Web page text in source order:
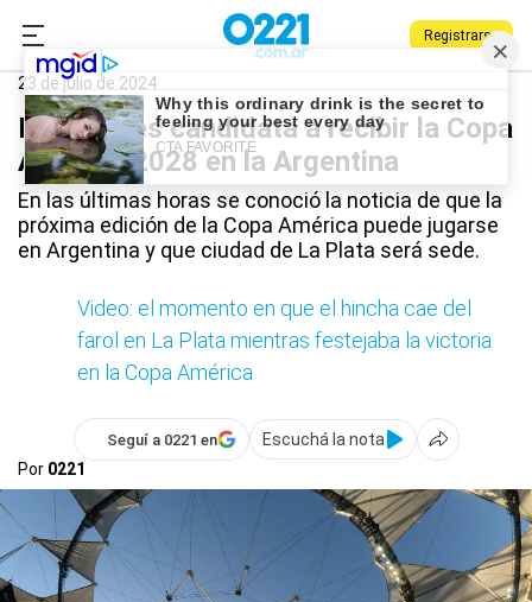
Registrarse
0221.com.ar Copa América
23 de julio de 2024
La Plata es candidata a recibir la Copa
América 2028 en la Argentina
En las últimas horas se conoció la noticia de que la
próxima edición de la Copa América puede jugarse
en Argentina y que ciudad de La Plata será sede.
Video: el momento en que el hincha cae del
farol en La Plata mientras festejaba la victoria
en la Copa América
Seguí a 0221 en
Escuchá la nota
Por 0221